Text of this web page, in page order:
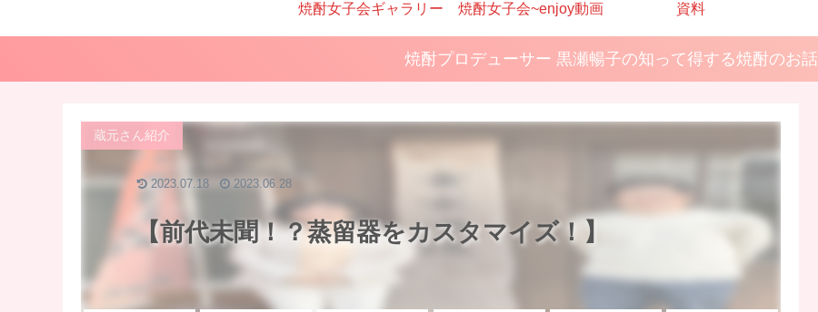
焼酎女子会ギャラリー 焼酎女子会~enjoy動画 資料
焼酎プロデューサー 黒瀬暢子の知って得する焼酎のお話
【前代未聞！？蒸留器をカスタマイズ！】
蔵元さん紹介
2023.07.18 2023.06.28